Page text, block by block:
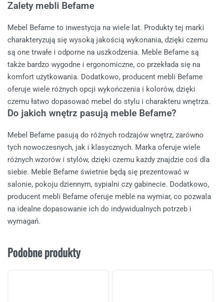
Zalety mebli Befame
Mebel Befame to inwestycja na wiele lat. Produkty tej marki
charakteryzują się wysoką jakością wykonania, dzięki czemu
są one trwałe i odporne na uszkodzenia. Meble Befame są
także bardzo wygodne i ergonomiczne, co przekłada się na
komfort użytkowania. Dodatkowo, producent mebli Befame
oferuje wiele różnych opcji wykończenia i kolorów, dzięki
czemu łatwo dopasować mebel do stylu i charakteru wnętrza.
Do jakich wnętrz pasują meble Befame?
Mebel Befame pasują do różnych rodzajów wnętrz, zarówno
tych nowoczesnych, jak i klasycznych. Marka oferuje wiele
różnych wzorów i stylów, dzięki czemu każdy znajdzie coś dla
siebie. Meble Befame świetnie będą się prezentować w
salonie, pokoju dziennym, sypialni czy gabinecie. Dodatkowo,
producent mebli Befame oferuje meble na wymiar, co pozwala
na idealne dopasowanie ich do indywidualnych potrzeb i
wymagań.
Podobne produkty